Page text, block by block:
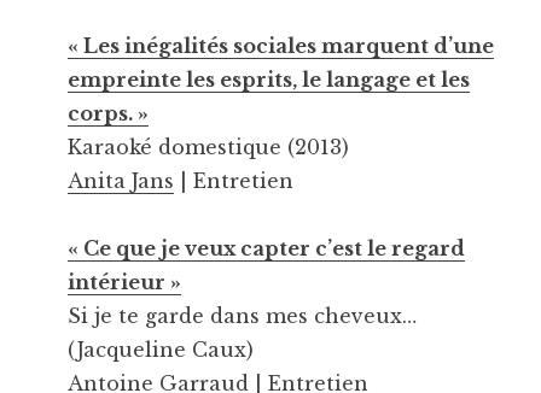
« Les inégalités sociales marquent d’une
empreinte les esprits, le langage et les
corps. »
Karaoké domestique (2013)
Anita Jans | Entretien
« Ce que je veux capter c’est le regard
intérieur »
Si je te garde dans mes cheveux…
(Jacqueline Caux)
Antoine Garraud
| Entretien